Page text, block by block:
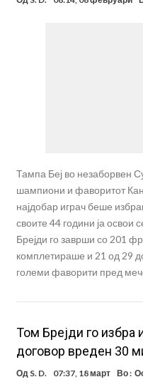
Тампа Беј во незаборвен
шампиони и фаворитот
најдобар играч беше
своите 44 години ја освои
Брејди го заврши со 201
комплетираше и 21 од 29
големи фаворити пред
Том Брејди го избра
договор вреден 30
Од S. D. 07:37, 18 март Во :